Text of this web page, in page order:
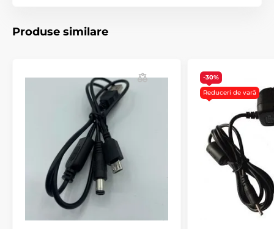
Produsul este inclus în categoria
Încărcătoare % Accesorii
Produse similare
-30%
Reduceri de vară